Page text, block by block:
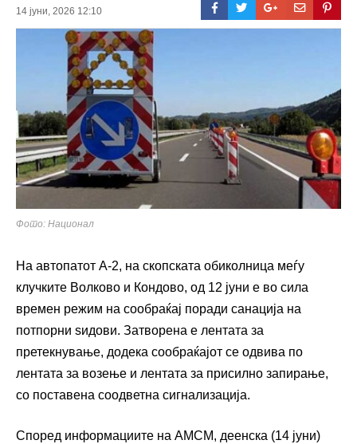
14 јуни, 2026 12:10
Фото: Национал
На автопатот А-2, на скопската обиколница меѓу
клучките Волково и Кондово, од 12 јуни е во сила
времен режим на сообраќај поради санација на
потпорни ѕидови. Затворена е лентата за
претекнување, додека сообраќајот се одвива по
лентата за возење и лентата за присилно запирање,
со поставена соодветна сигнализација.
Според информациите на АМСМ, деенска (14 јуни)